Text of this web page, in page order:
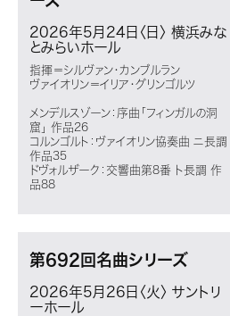
2026年5月24日〈日〉 横浜みな
とみらいホール
指揮＝シルヴァン・カンブルラン
ヴァイオリン＝イリア・グリンゴルツ
メンデルスゾーン：序曲「フィンガルの洞
窟」 作品26
コルンゴルト：ヴァイオリン協奏曲 ニ長調
作品35
ドヴォルザーク：交響曲第8番 ト長調 作
品88
第692回名曲シリーズ
2026年5月26日〈火〉 サントリ
ーホール